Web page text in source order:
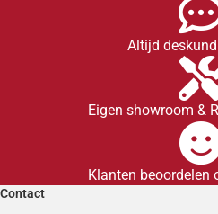
Altijd
Eigen showroom &
Klanten beoordelen
Contact